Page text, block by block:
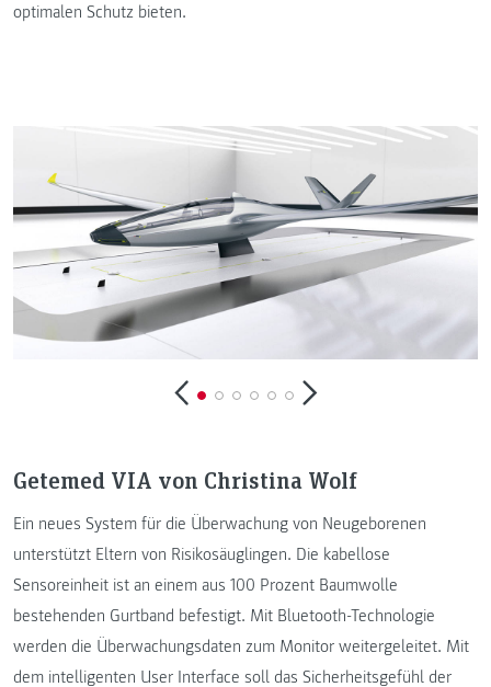
optimalen Schutz bieten.
Getemed VIA von Christina Wolf
Ein neues System für die Überwachung von Neugeborenen
unterstützt Eltern von Risikosäuglingen. Die kabellose
Sensoreinheit ist an einem aus 100 Prozent Baumwolle
bestehenden Gurtband befestigt. Mit Bluetooth-Technologie
werden die Überwachungsdaten zum Monitor weitergeleitet. Mit
dem intelligenten User Interface soll das Sicherheitsgefühl der